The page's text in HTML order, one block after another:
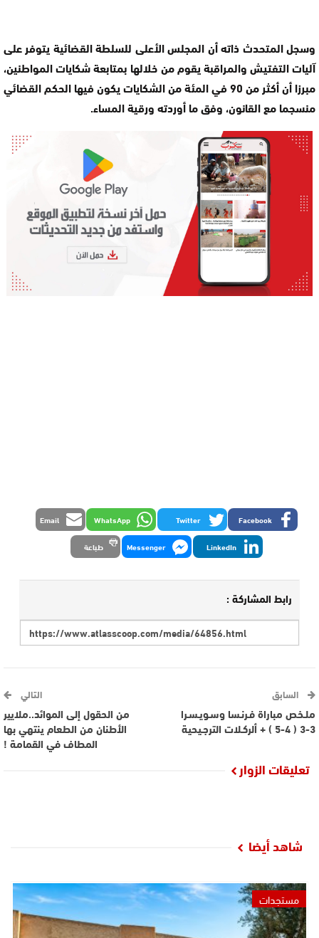
وسجل المتحدث ذاته أن المجلس الأعلى للسلطة القضائية يتوفر على
آليات التفتيش والمراقبة يقوم من خلالها بمتابعة شكايات المواطنين،
مبرزا أن أكثر من 90 في المئة من الشكايات يكون فيها الحكم القضائي
منسجما مع القانون، وفق ما أوردته ورقية المساء.
Facebook
Twitter
WhatsApp
Email
LinkedIn
Messenger طباعة
رابط المشاركة :
السابق
ملـخص مباراة فـرنـسا وسـويـسـرا
3-3 ( 4-5 ) + ألركـلات الترجـيحية
التالي
من الحقول إلى الموائد..ملايير
الأطنان من الطعام ينتهي بها
المطاف في القمامة !
تعليقات الزوار
شاهد أيضا
مستجدات